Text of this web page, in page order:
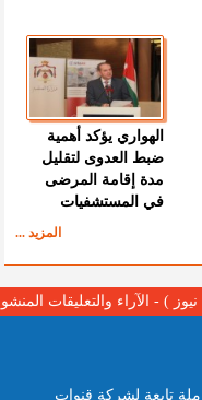
الهواري يؤكد أهمية
ضبط العدوى لتقليل
مدة إقامة المرضى
في المستشفيات
المزيد ...
) - الآراء والتعليقات
تابعة لشركة قنوات